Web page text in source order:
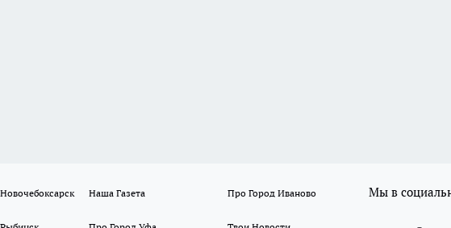
Наша Газета Про Город Иваново Мы в